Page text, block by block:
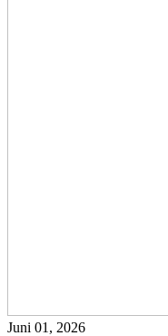
Juni 01, 2026